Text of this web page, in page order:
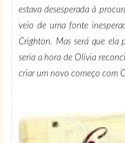
estava desesperada à
veio de uma fonte
Crighton. Mas será que ela
seria a hora de Olívia
criar um novo começo com